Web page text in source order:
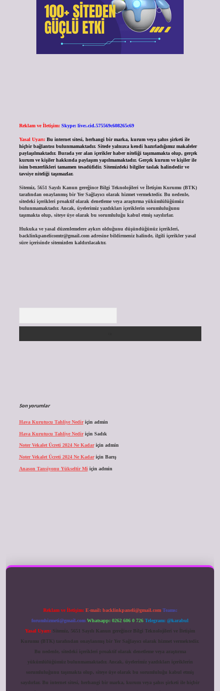
Reklam ve İletişim: Skype: live:.cid.575569c608265c69
Yasal Uyarı: Bu internet sitesi, herhangi bir marka, kurum veya şahıs şirketi ile
hiçbir bağlantısı bulunmamaktadır. Sitede yalnızca kendi hazırladığımız makaleler
paylaşılmaktadır. Burada yer alan içerikler haber niteliği taşımamakta olup, gerçek
kurum ve kişiler hakkında paylaşım yapılmamaktadır. Gerçek kurum ve kişiler ile
isim benzerlikleri tamamen tesadüfidir. Sitemizdeki bilgiler taslak halindedir ve
tavsiye niteliği taşımazlar.
Sitemiz, 5651 Sayılı Kanun gereğince Bilgi Teknolojileri ve İletişim Kurumu (BTK)
tarafından onaylanmış bir Yer Sağlayıcı olarak hizmet vermektedir. Bu nedenle,
sitedeki içerikleri proaktif olarak denetleme veya araştırma yükümlülüğümüz
bulunmamaktadır. Ancak, üyelerimiz yazdıkları içeriklerin sorumluluğunu
taşımakta olup, siteye üye olarak bu sorumluluğu kabul etmiş sayılırlar.
Hukuka ve yasal düzenlemelere aykırı olduğunu düşündüğünüz içerikleri,
backlinkpanelicomtr@gmail.comadresine bildirmeniz halinde, ilgili içerikler yasal
süre içerisinde sitemizden kaldırılacaktır.
Son yorumlar
Hava Kurutucu Tahliye Nediriçin admin
Hava Kurutucu Tahliye Nediriçin Sadık
Noter Vekalet Ücreti 2024 Ne Kadariçin admin
Noter Vekalet Ücreti 2024 Ne Kadariçin Barış
Anason Tansiyonu Yükseltir Mi için admin
Reklam ve İletişim: E-mail: backlinkpaneli@gmail.com Teams:
forumhizmeti@gmail.com Whatsapp: 0262 606 0 726 Telegram: @karabul
Yasal Uyarı: Sitemiz, 5651 Sayılı Kanun gereğince Bilgi Teknolojileri ve İletişim
Kurumu (BTK) tarafından onaylanmış bir Yer Sağlayıcı olarak hizmet vermektedir.
Bu nedenle, sitedeki içerikleri proaktif olarak denetleme veya araştırma
yükümlülüğümüz bulunmamaktadır. Ancak, üyelerimiz yazdıkları içeriklerin
sorumluluğunu taşımakta olup, siteye üye olarak bu sorumluluğu kabul etmiş
sayılırlar. Bu internet sitesi, herhangi bir marka, kurum veya şahıs şirketi ile hiçbir